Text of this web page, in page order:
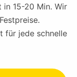
15-20 Min. Wir
für jede schnelle